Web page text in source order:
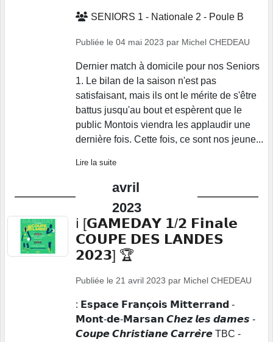
SENIORS 1 - Nationale 2 - Poule B
Publiée le 04 mai 2023 par Michel CHEDEAU
Dernier match à domicile pour nos Seniors
1. Le bilan de la saison n'est pas
satisfaisant, mais ils ont le mérite de s'être
battus jusqu'au bout et espèrent que le
public Montois viendra les applaudir une
dernière fois. Cette fois, ce sont nos jeune...
Lire la suite
avril
2023
ℹ️ [𝗚𝗔𝗠𝗘𝗗𝗔𝗬 𝟭/𝟮 𝗙𝗶𝗻𝗮𝗹𝗲
𝗖𝗢𝗨𝗣𝗘 𝗗𝗘𝗦 𝗟𝗔𝗡𝗗𝗘𝗦
𝟮𝟬𝟮𝟯] 🏆
Publiée le 21 avril 2023 par Michel CHEDEAU
: 𝗘𝘀𝗽𝗮𝗰𝗲 𝗙𝗿𝗮𝗻𝗰̧𝗼𝗶𝘀 𝗠𝗶𝘁𝘁𝗲𝗿𝗿𝗮𝗻𝗱 -
𝗠𝗼𝗻𝘁-𝗱𝗲-𝗠𝗮𝗿𝘀𝗮𝗻 𝘾𝙝𝙚𝙯 𝙡𝙚𝙨 𝙙𝙖𝙢𝙚𝙨 -
𝘾𝙤𝙪𝙥𝙚 𝘾𝙝𝙧𝙞𝙨𝙩𝙞𝙖𝙣𝙚 𝘾𝙖𝙧𝙧𝙚̀𝙧𝙚 TBC -